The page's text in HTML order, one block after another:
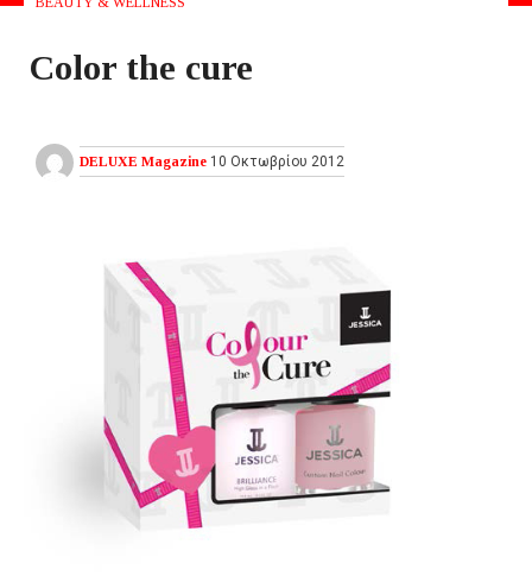
Color the cure
DELUXE Magazine 10 Οκτωβρίου 2012